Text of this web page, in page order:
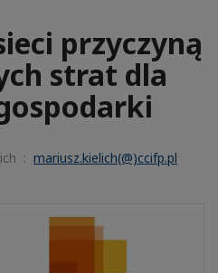
przyczyną
strat dla
: mariusz.kielich(@)ccifp.pl